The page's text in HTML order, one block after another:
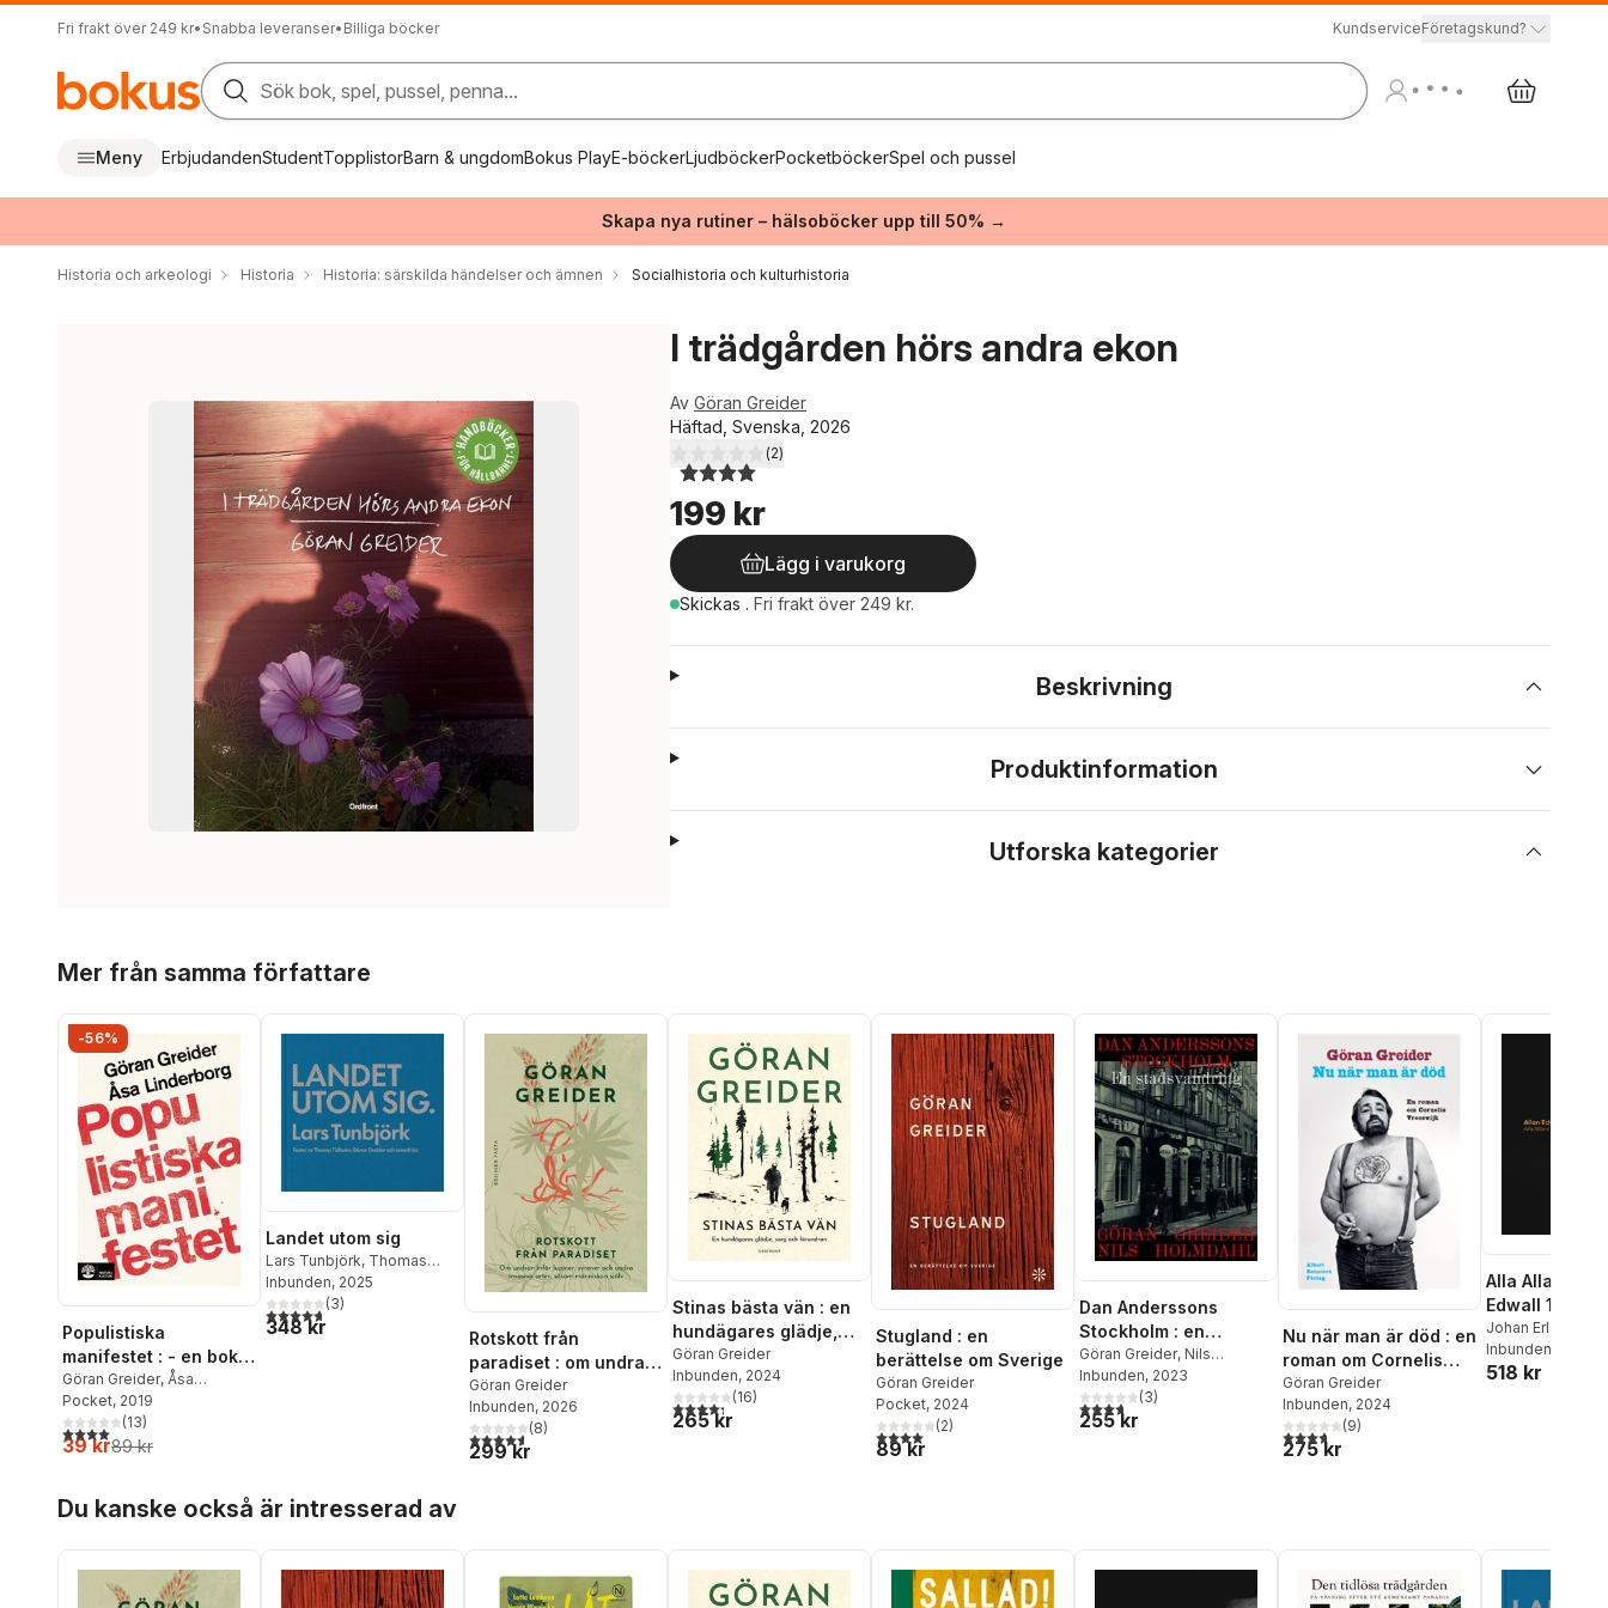
Fri frakt över 249 kr• Snabba leveranser• Billiga böcker KundserviceFöretagskund?
Sök bok, spel, pussel, penna...
Meny ErbjudandenStudentTopplistorBarn & ungdomBokus PlayE-böckerLjudböckerPocketböckerSpel och pussel
Skapa nya rutiner – hälsoböcker upp till 50% →
Historia och arkeologi Historia Historia: särskilda händelser och ämnen Socialhistoria och kulturhistoria
I trädgården hörs andra ekon
Av Göran Greider
Häftad, Svenska, 2026
4,0utav 5 stjärnor. Totalt antal röster:
(2)
199 kr
Lägg i varukorg
Skickas . Fri frakt över 249 kr.
Beskrivning
Produktinformation
Utforska kategorier
Mer från samma författare
-56%
Populistiska
manifestet : - en bok
om populism
Göran Greider, Åsa
Linderborg
Pocket, 2019
4,0utav 5 stjärnor. Totalt antal röster:
(13)
39 kr89 kr
Landet utom sig
Lars Tunbjörk, Thomas
Tidholm,Göran Greider
Lena Kvist
Inbunden, 2025
4,7utav 5 stjärnor. Totalt antal röster:
(3)
348 kr
Rotskott från
paradiset : om undran
inför lupiner, syrener
och andra invasiva
arter, såsom
människan själv
Göran Greider
Inbunden, 2026
4,6utav 5 stjärnor. Totalt antal röster:
(8)
299 kr
Stinas bästa vän : en
hundägares glädje,
sorg och förundran
Göran Greider
Inbunden, 2024
4,3utav 5 stjärnor. Totalt antal röster:
(16)
265 kr
Stugland : en
berättelse om Sverige
Göran Greider
Pocket, 2024
4,0utav 5 stjärnor. Totalt antal röster:
(2)
89 kr
Dan Anderssons
Stockholm : en
stadsvandring
Göran Greider, Nils
Holmdahl
Inbunden, 2023
3,7utav 5 stjärnor. Totalt antal röster:
(3)
255 kr
Nu när man är död : en
roman om Cornelis
Vreeswijk
Göran Greider
Inbunden, 2024
3,7utav 5 stjärnor. Totalt antal röster:
(9)
275 kr
Alla Allans
Edwall 1924-
(+3CD)
Johan
Greider,Kristina
Ståbi ,Allan
Inbunden
518 kr
Du kanske också är intresserad av